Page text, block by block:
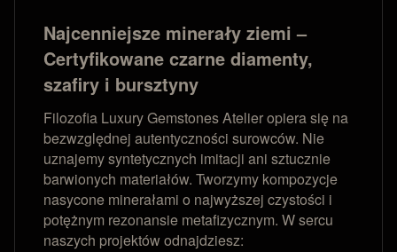
Najcenniejsze minerały ziemi –
Certyfikowane czarne diamenty,
szafiry i bursztyny
Filozofia Luxury Gemstones Atelier opiera się na
bezwzględnej autentyczności surowców. Nie
uznajemy syntetycznych imitacji ani sztucznie
barwionych materiałów. Tworzymy kompozycje
nasycone minerałami o najwyższej czystości i
potężnym rezonansie metafizycznym. W sercu
naszych projektów odnajdziesz: